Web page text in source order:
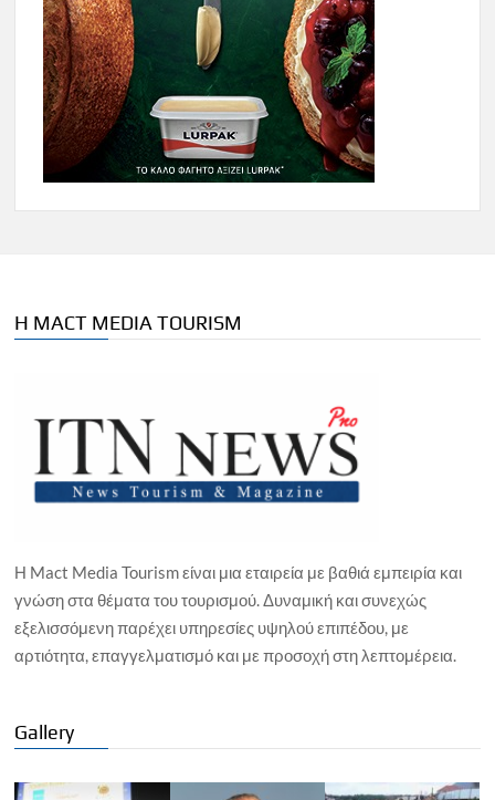
Η MACT MEDIA TOURISM
Η Mact Media Tourism είναι μια εταιρεία με βαθιά εμπειρία και
γνώση στα θέματα του τουρισμού. Δυναμική και συνεχώς
εξελισσόμενη παρέχει υπηρεσίες υψηλού επιπέδου, με
αρτιότητα, επαγγελματισμό και με προσοχή στη λεπτομέρεια.
Gallery